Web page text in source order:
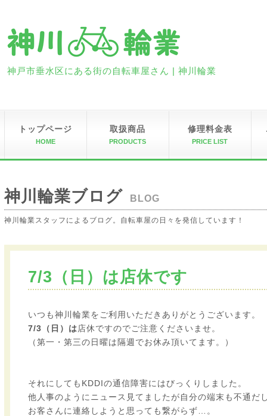
神戸市垂水区にある街の自転車屋さん | 神川輪業
トップページ
HOME
取扱商品
PRODUCTS
修理料金表
PRICE LIST
神川輪業ブログ BLOG
神川輪業スタッフによるブログ。自転車屋の日々を発信しています！
7/3（日）は店休です
いつも神川輪業をご利用いただきありがとうございます。
7/3（日）は店休ですのでご注意くださいませ。
（第一・第三の日曜は隔週でお休み頂いてます。）
それにしてもKDDIの通信障害にはびっくりしました。
他人事のようにニュース見てましたが自分の端末も不通だ
お客さんに連絡しようと思っても繋がらず…。